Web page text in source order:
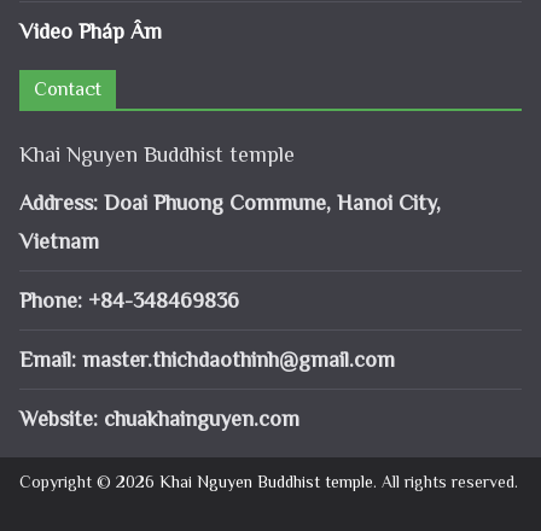
Video Pháp Âm
Contact
Khai Nguyen Buddhist temple
Address: Doai Phuong Commune, Hanoi City,
Vietnam
Phone: +84-348469836
Email: master.thichdaothinh@gmail.com
Website: chuakhainguyen.com
Copyright © 2026 Khai Nguyen Buddhist temple. All rights reserved.